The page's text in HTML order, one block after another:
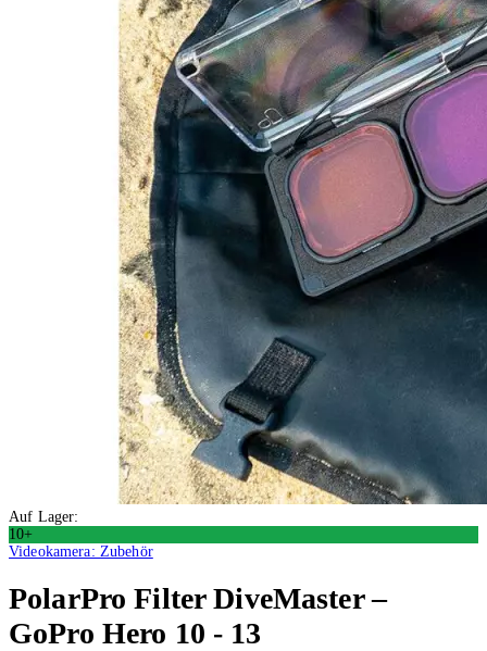
Auf Lager:
10+
Videokamera: Zubehör
PolarPro Filter DiveMaster –
GoPro Hero 10 - 13